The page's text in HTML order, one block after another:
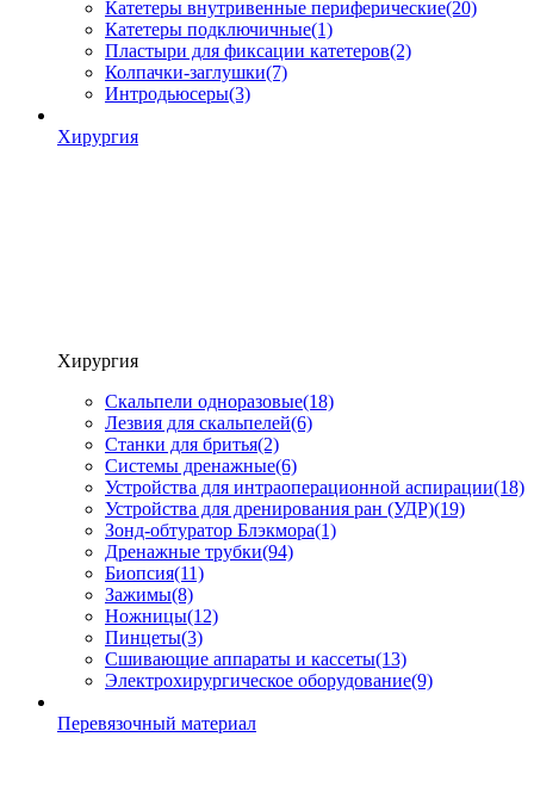
Катетеры внутривенные периферические(20)
Катетеры подключичные(1)
Пластыри для фиксации катетеров(2)
Колпачки-заглушки(7)
Интродьюсеры(3)
Хирургия
Хирургия
Скальпели одноразовые(18)
Лезвия для скальпелей(6)
Станки для бритья(2)
Системы дренажные(6)
Устройства для интраоперационной аспирации(18)
Устройства для дренирования ран (УДР)(19)
Зонд-обтуратор Блэкмора(1)
Дренажные трубки(94)
Биопсия(11)
Зажимы(8)
Ножницы(12)
Пинцеты(3)
Сшивающие аппараты и кассеты(13)
Электрохирургическое оборудование(9)
Перевязочный материал